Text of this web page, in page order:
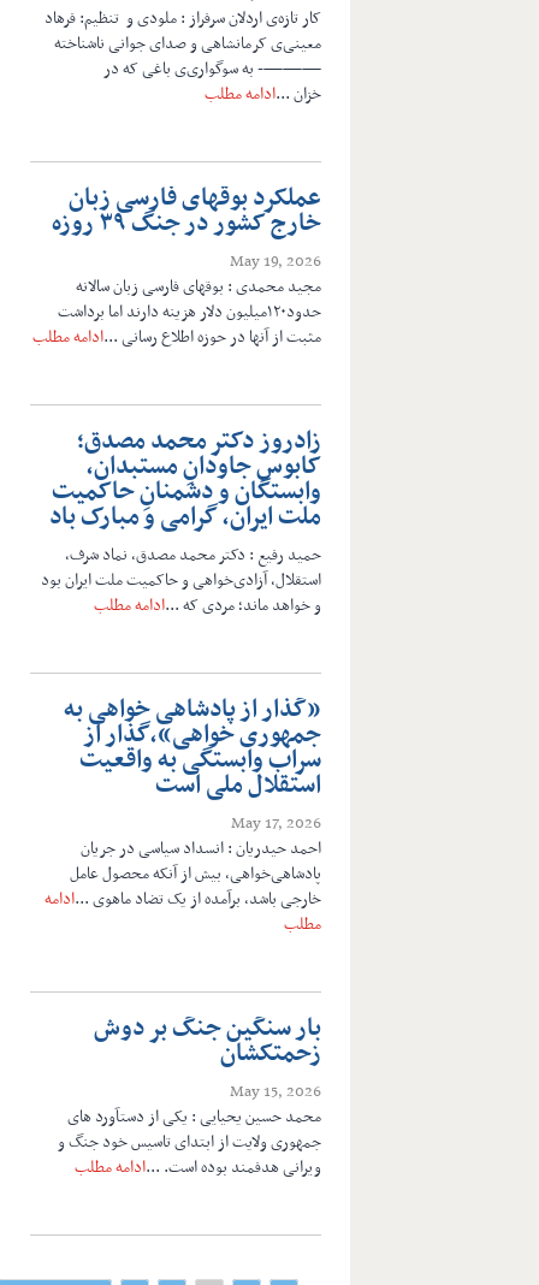
کار تازه‌ی اردلان سرفراز : ملودی و تنظیم: فرهاد
معینی‌ی ‌کرمانشاهی و صدای جوانی ناشناخته
———- به سوگواری‌ی باغی که در
خزان ...ادامه مطلب
عملکرد بوقهای فارسی زبان
خارج کشور در جنگ ۳۹ روزه
May 19, 2026
مجید محمدی : بوقهای فارسی زبان سالانه
حدود۱۲۰میلیون دلار هزینه دارند اما برداشت
مثبت از آنها در حوزه اطلاع رسانی ...ادامه مطلب
زادروز دکتر محمد مصدق؛
کابوس جاودانِ مستبدان،
وابستگان و دشمنانِ حاکمیت
ملت ایران، گرامی و مبارک باد
حمید رفیع : دکتر محمد مصدق، نماد شرف،
استقلال، آزادی‌خواهی و حاکمیت ملت ایران بود
و خواهد ماند؛ مردی که ...ادامه مطلب
«گذار از پادشاهی خواهی به
جمهوری خواهی»،گذار از
سراب وابستگی به واقعیت
استقلال ملی است
May 17, 2026
احمد حیدریان : انسداد سیاسی در جریان
پادشاهی‌خواهی، بیش از آنکه محصول عامل
خارجی باشد، برآمده از یک تضاد ماهوی ...ادامه
مطلب
بار سنگین جنگ بر دوش
زحمتکشان
May 15, 2026
محمد حسین یحیایی : یکی از دستآورد های
جمهوری ولایت از ابتدای تاسیس خود جنگ و
ویرانی هدفمند بوده است. ...ادامه مطلب